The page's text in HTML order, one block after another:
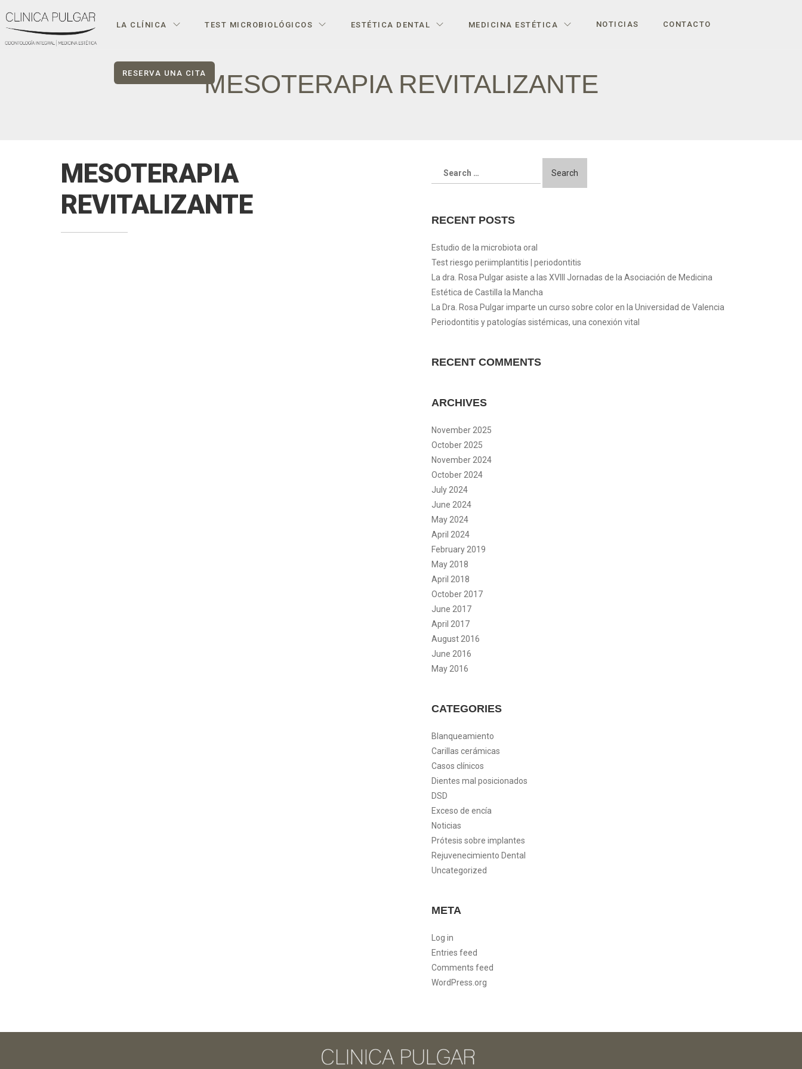
LA CLÍNICA TEST MICROBIOLÓGICOS ESTÉTICA DENTAL MEDICINA ESTÉTICA NOTICIAS CONTACTO
RESERVA UNA CITAMESOTERAPIA REVITALIZANTE
MESOTERAPIA
REVITALIZANTE
RECENT POSTS
Estudio de la microbiota oral
Test riesgo periimplantitis | periodontitis
La dra. Rosa Pulgar asiste a las XVIII Jornadas de la Asociación de Medicina
Estética de Castilla la Mancha
La Dra. Rosa Pulgar imparte un curso sobre color en la Universidad de Valencia
Periodontitis y patologías sistémicas, una conexión vital
RECENT COMMENTS
ARCHIVES
November 2025
October 2025
November 2024
October 2024
July 2024
June 2024
May 2024
April 2024
February 2019
May 2018
April 2018
October 2017
June 2017
April 2017
August 2016
June 2016
May 2016
CATEGORIES
Blanqueamiento
Carillas cerámicas
Casos clínicos
Dientes mal posicionados
DSD
Exceso de encía
Noticias
Prótesis sobre implantes
Rejuvenecimiento Dental
Uncategorized
META
Log in
Entries feed
Comments feed
WordPress.org